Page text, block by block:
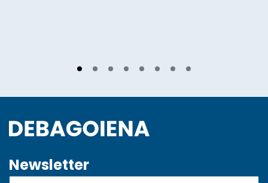
Newsletter